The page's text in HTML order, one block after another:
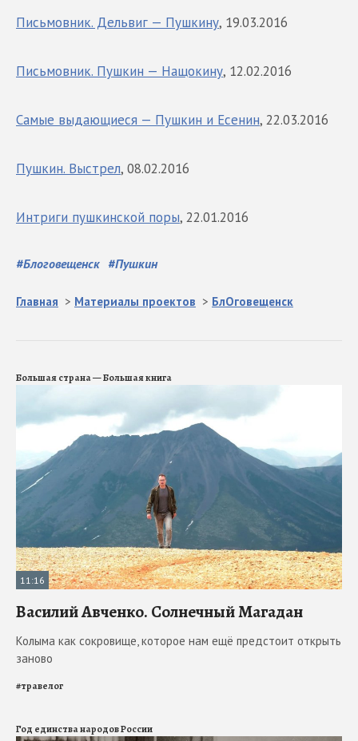
Письмовник. Дельвиг — Пушкину, 19.03.2016
Письмовник. Пушкин — Нащокину, 12.02.2016
Самые выдающиеся — Пушкин и Есенин, 22.03.2016
Пушкин. Выстрел, 08.02.2016
Интриги пушкинской поры, 22.01.2016
#Блоговещенск #Пушкин
Главная > Материалы проектов > БлОговещенск
Большая страна — Большая книга
11:16
Василий Авченко. Солнечный Магадан
Колыма как сокровище, которое нам ещё предстоит открыть
заново
#травелог
Год единства народов России